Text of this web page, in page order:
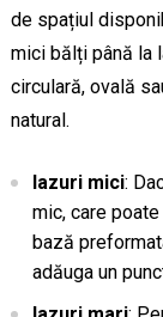
de spațiul
mici bălți până la
circulară, ovală
natural.
Iazuri mici:
mic, care
bază
adăuga un